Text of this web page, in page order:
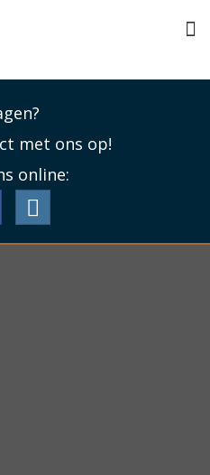
met ons op!
online: